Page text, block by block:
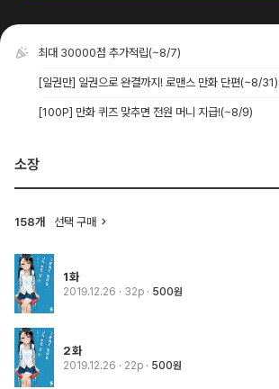
최대 30000점 추가적립(~8/7)
[일권만] 일권으로 완결까지! 로맨스 만화 단편(~8/31)
[100P] 만화 퀴즈 맞추면 전원 머니 지급!(~8/9)
소장
158개 선택 구매
1화
2019.12.26 · 32p 500원
2화
2019.12.26 · 22p 500원